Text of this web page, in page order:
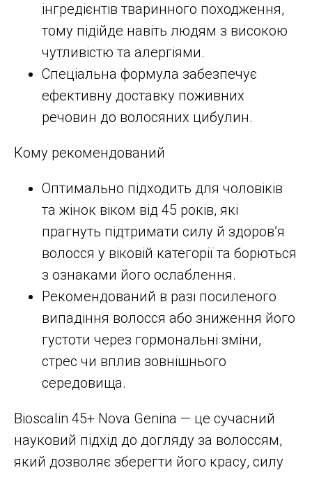
інгредієнтів тваринного походження,
тому підійде навіть людям з високою
чутливістю та алергіями.​
Спеціальна формула забезпечує
ефективну доставку поживних
речовин до волосяних цибулин.
Кому рекомендований
Оптимально підходить для чоловіків
та жінок віком від 45 років, які
прагнуть підтримати силу й здоров’я
волосся у віковій категорії та борються
з ознаками його ослаблення.​
Рекомендований в разі посиленого
випадіння волосся або зниження його
густоти через гормональні зміни,
стрес чи вплив зовнішнього
середовища.
Bioscalin 45+ Nova Genina — це сучасний
науковий підхід до догляду за волоссям,
який дозволяє зберегти його красу, силу